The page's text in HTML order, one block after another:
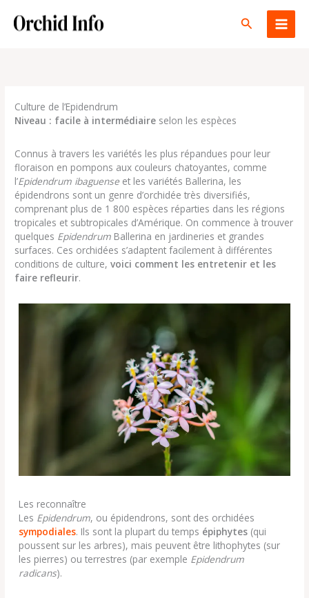
contenu
Rechercher
Culture de l’Epidendrum
Niveau : facile à intermédiaire selon les espèces
Connus à travers les variétés les plus répandues pour leur
floraison en pompons aux couleurs chatoyantes, comme
l’Epidendrum ibaguense et les variétés Ballerina, les
épidendrons sont un genre d’orchidée très diversifiés,
comprenant plus de 1 800 espèces réparties dans les régions
tropicales et subtropicales d’Amérique. On commence à trouver
quelques Epidendrum Ballerina en jardineries et grandes
surfaces. Ces orchidées s’adaptent facilement à différentes
conditions de culture,voici comment les entretenir et les
faire refleurir.
Les reconnaître
Les Epidendrum, ou épidendrons, sont des orchidées
sympodiales. Ils sont la plupart du temps épiphytes (qui
poussent sur les arbres), mais peuvent être lithophytes (sur
les pierres) ou terrestres (par exemple Epidendrum
radicans).